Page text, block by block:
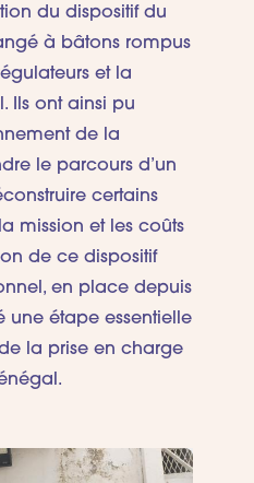
du dispositif du
à bâtons rompus
et la
Ils ont ainsi pu
de la
le parcours d’un
certains
mission et les coûts
de ce dispositif
en place depuis
une étape essentielle
la prise en charge